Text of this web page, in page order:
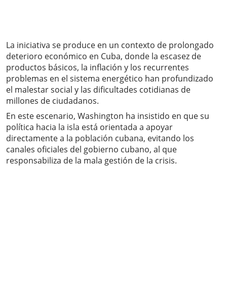
La iniciativa se produce en un contexto de prolongado
deterioro económico en Cuba, donde la escasez de
productos básicos, la inflación y los recurrentes
problemas en el sistema energético han profundizado
el malestar social y las dificultades cotidianas de
millones de ciudadanos.
En este escenario, Washington ha insistido en que su
política hacia la isla está orientada a apoyar
directamente a la población cubana, evitando los
canales oficiales del gobierno cubano, al que
responsabiliza de la mala gestión de la crisis.